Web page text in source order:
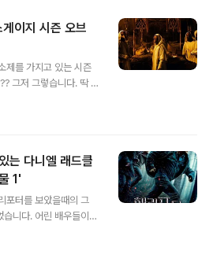
이지 시즌 오브
제를 가지고 있는 시즌
그저 그렇습니다. 딱 짤
소도 많습니다... 다만,
적으로 포스터의 내용
! 가장 기억에 남는 장
니다. 나름대로 긴장감
측을 할수 있는 경우가
않을까 합니다. 나름대
는 다니엘 래드클
1'
포터를 보았을때의 그
니다. 어린 배우들이
면서 그 안에서의 완